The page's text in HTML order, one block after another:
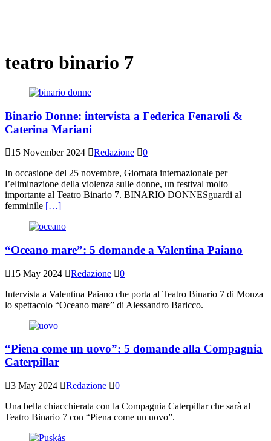
teatro binario 7
Binario Donne: intervista a Federica Fenaroli &
Caterina Mariani
15 November 2024 Redazione
0
In occasione del 25 novembre, Giornata internazionale per
l’eliminazione della violenza sulle donne, un festival molto
importante al Teatro Binario 7. BINARIO DONNESguardi al
femminile […]
“Oceano mare”: 5 domande a Valentina Paiano
15 May 2024 Redazione
0
Intervista a Valentina Paiano che porta al Teatro Binario 7 di Monza
lo spettacolo “Oceano mare” di Alessandro Baricco.
“Piena come un uovo”: 5 domande alla Compagnia
Caterpillar
3 May 2024 Redazione
0
Una bella chiacchierata con la Compagnia Caterpillar che sarà al
Teatro Binario 7 con “Piena come un uovo”.